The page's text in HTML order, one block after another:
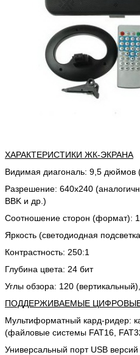
ХАРАКТЕРИСТИКИ ЖК-ЭКРАНА
Видимая диагональ: 9,5 дюймов
Разрешение: 640х240
BBK и др.)
Соотношение сторон (формат):
Яркость (светодиодная
Контрастность: 250:1
Глубина цвета: 24 бит
Углы обзора: 120
ПОДДЕРЖИВАЕМЫЕ
Мультиформатный кард-ридер:
(файловые системы FAT16,
Универсальный порт USB